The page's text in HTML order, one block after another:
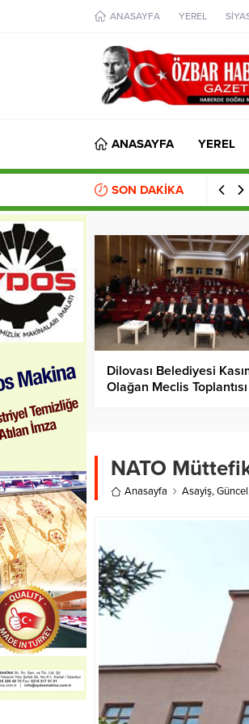
ANASAYFA YEREL
ANASAYFA YEREL
SON DAKİKA
Dilovası Belediyesi
Olağan Meclis Toplantısı
NATO Müttefik
Anasayfa Asayiş,Güncel